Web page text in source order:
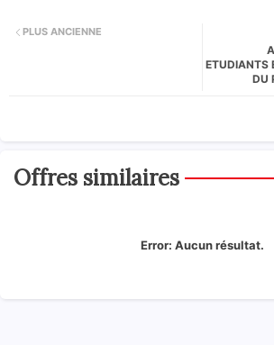
ETUDIANTS
DU
PLUS ANCIENNE
Offres similaires
Error: Aucun résultat.